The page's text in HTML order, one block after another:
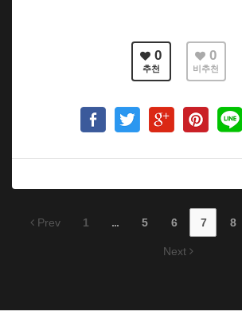
0
추천
0
비추천
Prev 1 ... 5 6 7 8
Next